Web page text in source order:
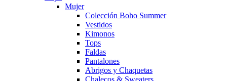
Mujer
Colección Boho Summer
Vestidos
Kimonos
Tops
Faldas
Pantalones
Abrigos y Chaquetas